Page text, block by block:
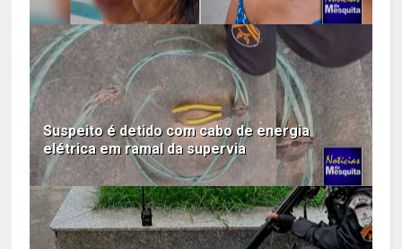
Suspeito é detido com cabo de energia
elétrica em ramal da supervia